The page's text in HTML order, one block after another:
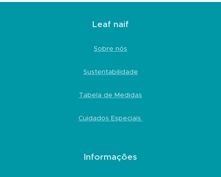
Leaf naif
Sobre nós
Sustentabilidade
Tabela de Medidas
Cuidados Especiais
Informações